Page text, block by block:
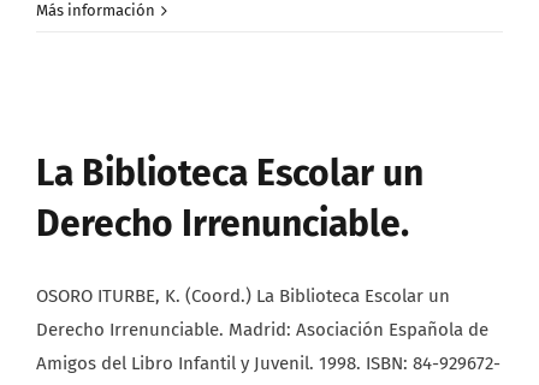
Más información
La Biblioteca Escolar un
Derecho Irrenunciable.
OSORO ITURBE, K. (Coord.) La Biblioteca Escolar un
Derecho Irrenunciable. Madrid: Asociación Española de
Amigos del Libro Infantil y Juvenil. 1998. ISBN: 84-929672-